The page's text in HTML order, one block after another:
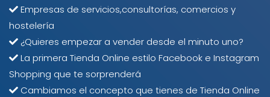
Empresas de servicios,consultorías, comercios y
hostelería
¿Quieres empezar a vender desde el minuto uno?
La primera Tienda Online estilo Facebook e Instagram
Shopping que te sorprenderá
Cambiamos el concepto que tienes de Tienda Online